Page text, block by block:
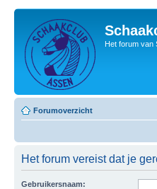
Het forum van
Forumoverzicht
Het forum vereist dat je
Gebruikersnaam: